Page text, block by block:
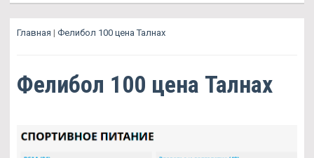
Главная | Фелибол 100 цена Талнах
Фелибол 100 цена Талнах